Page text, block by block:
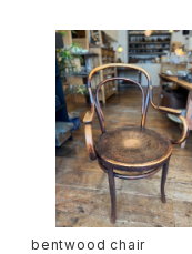
bentwood chair